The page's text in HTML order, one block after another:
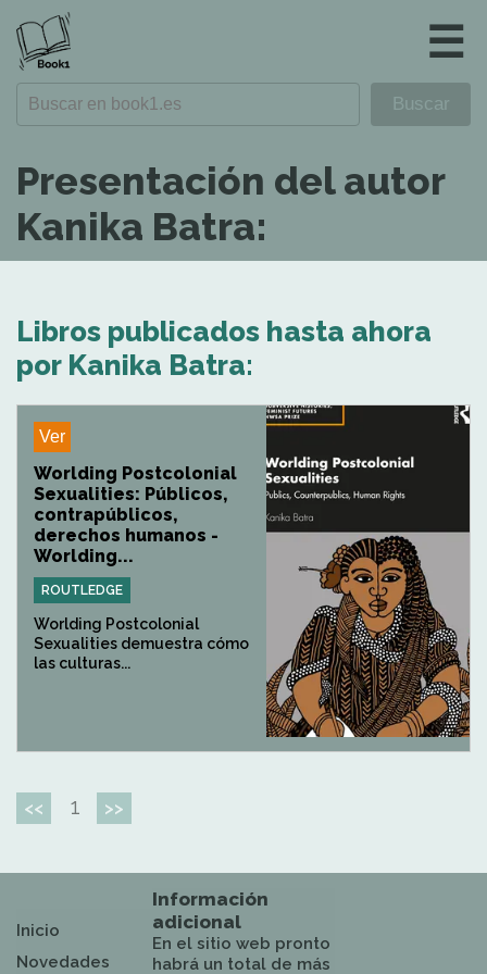
☰
Presentación del autor
Kanika Batra:
Libros publicados hasta ahora
por Kanika Batra:
Ver
Worlding Postcolonial
Sexualities: Públicos,
contrapúblicos,
derechos humanos -
Worlding...
ROUTLEDGE
Worlding Postcolonial
Sexualities demuestra cómo
las culturas...
<< 1 >>
Inicio
Novedades
Información
adicional
En el sitio web pronto
habrá un total de más